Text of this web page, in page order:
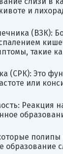
и
(ВЗК):
такие
(СРК): Это
или
Реакция
образование